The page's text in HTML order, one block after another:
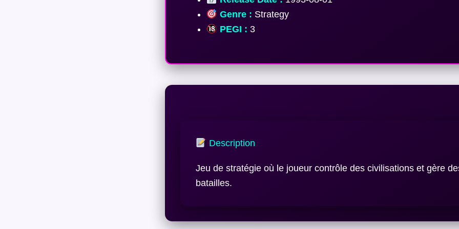
Genre : Strategy
PEGI : 3
Description
Jeu de stratégie où le joueur contrôle des civilisations et gère
batailles.